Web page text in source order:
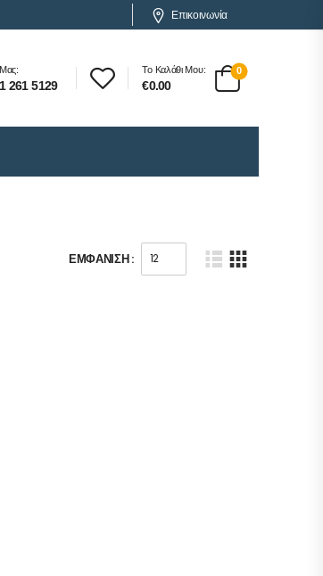
Επικοινωνία
261 5129
Το Καλάθι Μου:
€0.00
0
ΕΜΦΆΝΙΣΗ :